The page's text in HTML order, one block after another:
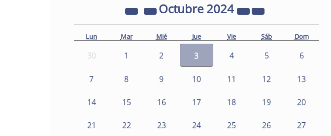
Octubre2024
Lun Mar Mié Jue Vie Sáb Dom
30 1 2 3 4 5 6
7 8 9 10 11 12 13
14 15 16 17 18 19 20
21 22 23 24 25 26 27